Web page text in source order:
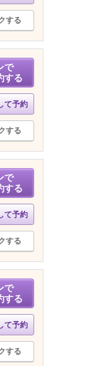
する
で
する
て予約
する
で
する
て予約
する
で
する
て予約
する